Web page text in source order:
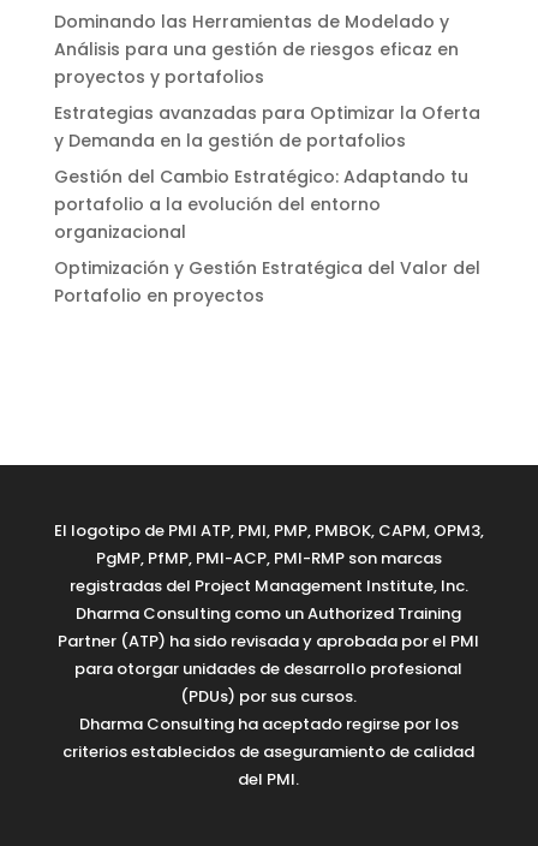
Dominando las Herramientas de Modelado y
Análisis para una gestión de riesgos eficaz en
proyectos y portafolios
Estrategias avanzadas para Optimizar la Oferta
y Demanda en la gestión de portafolios
Gestión del Cambio Estratégico: Adaptando tu
portafolio a la evolución del entorno
organizacional
Optimización y Gestión Estratégica del Valor del
Portafolio en proyectos
El logotipo de PMI ATP, PMI, PMP, PMBOK, CAPM, OPM3,
PgMP, PfMP, PMI-ACP, PMI-RMP son marcas
registradas del Project Management Institute, Inc.
Dharma Consulting como un Authorized Training
Partner (ATP) ha sido revisada y aprobada por el PMI
para otorgar unidades de desarrollo profesional
(PDUs) por sus cursos.
Dharma Consulting ha aceptado regirse por los
criterios establecidos de aseguramiento de calidad
del PMI.